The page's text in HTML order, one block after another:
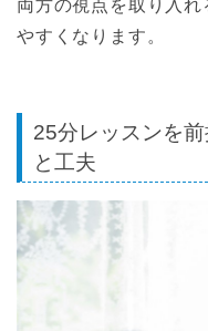
両方の視点を取り入
やすくなります。
25分レッスンを
と工夫